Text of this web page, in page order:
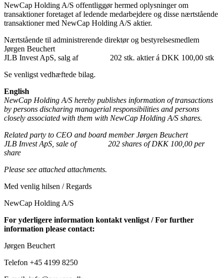
NewCap Holding A/S offentliggør hermed oplysninger om
transaktioner foretaget af ledende medarbejdere og disse nærtstående
transaktioner med NewCap Holding A/S aktier.
Nærtstående til administrerende direktør og bestyrelsesmedlem
Jørgen Beuchert
JLB Invest ApS, salg af 202 stk. aktier á DKK 100,00 stk
Se venligst vedhæftede bilag.
English
NewCap Holding A/S hereby publishes information of transactions
by persons discharing managerial responsibilities and persons
closely associated with them with NewCap Holding A/S shares.
Related party to CEO and board member Jørgen Beuchert
JLB Invest ApS, sale of
202 shares of DKK 100,00 per
share
Please see attached attachments.
Med venlig hilsen / Regards
NewCap Holding A/S
For yderligere information kontakt venligst / For further
information please contact:
Jørgen Beuchert
Telefon +45 4199 8250